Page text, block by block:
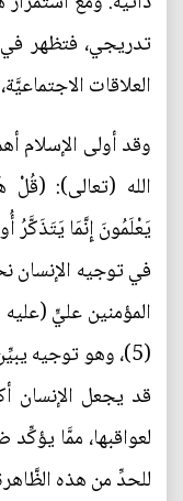
تدريجي، فتظهر
العلاقات
وقد أولى الإسلام
الله (تعالى): (قُلْ
في توجيه الإنسان
المؤمنين عليٍّ
(5)، وهو توجيه
قد يجعل الإنسان
لعواقبها، ممَّا
للحدِّ من هذه